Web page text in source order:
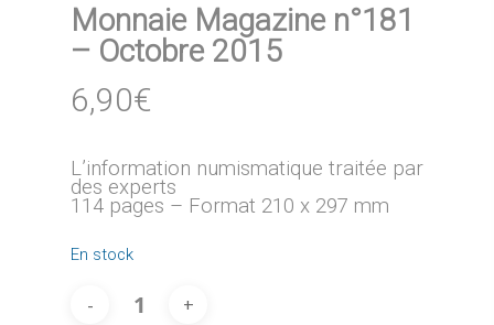
Monnaie Magazine n°181
– Octobre 2015
6,90€
L’information numismatique traitée par
des experts
114 pages – Format 210 x 297 mm
En stock